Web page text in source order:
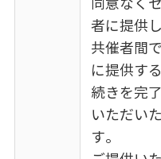
同意なく
者に提供
共催者間
に提供す
続きを完
いただい
す。